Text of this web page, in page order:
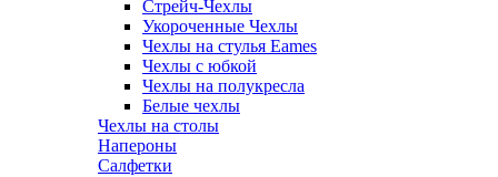
Стрейч-Чехлы
Укороченные Чехлы
Чехлы на стулья Eames
Чехлы с юбкой
Чехлы на полукресла
Белые чехлы
Чехлы на столы
Напероны
Салфетки